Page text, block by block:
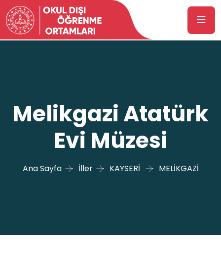
Melikgazi Atatürk
Evi Müzesi
Ana Sayfa İller KAYSERİ MELİKGAZİ